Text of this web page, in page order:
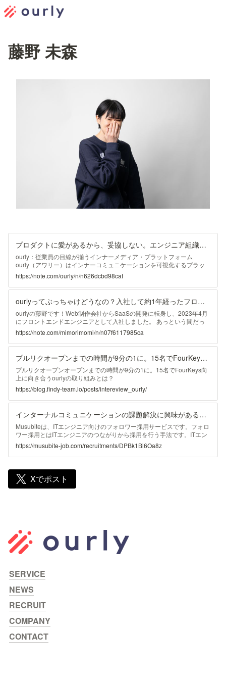
藤野 未森
プロダクトに愛があるから、妥協しない。エンジニア組織の文化とは？｜ourly（アワリー）
ourly：従業員の目線が揃うインナーメディア・プラットフォーム
ourly（アワリー）はインナーコミュニケーションを可視化するプラッ
トフォーム。全く新しい分析型のweb社内報CMSです。 service.ourly.jp
ourlyメンバーインタビュー第6弾。今回は、フロントエンドエンジニア
として2023年に入社した藤野。転職理由や、ourlyで働いて感じるやり
がい、カルチャーについて伺いしました！ 藤野 未森 Mimori Fujino
1996年東京生まれ。Webデザインの専門学校卒業後はWeb制作会社に
新卒入社。コーポレートサイトやLPの受託開発、自社のE
https://note.com/ourly/n/n626dcbd98caf
ourlyってぶっちゃけどうなの？入社して約1年経ったフロントエンドエンジニアが感じたこと｜藤野未森
ourlyの藤野です！Web制作会社からSaaSの開発に転身し、2023年4月
にフロントエンドエンジニアとして入社しました。 あっという間だっ
たような長かったような約1年が経った今、改めてourlyで何を考え感じ
たのかを3つ書いてみようと思います。 ourlyに興味を持ってくださった
方、この記事を見てくださった方に少しでも組織の雰囲気をお伝えでき
れば嬉しいです。 ourlyバトンリレー2024の記事です。 前回は新卒バッ
クエンドエンジニアのつっちーが「この人のもとで働きたい！」〜私が
新卒でSaaS系スタートアップを選んだ理由〜を書いてくれました。 次
回はバックエンドエンジニア
https://note.com/mimorimomi/n/n07f6117985ca
プルリクオープンまでの時間が9分の1に。15名でFourKeys向上に向き合うourlyの取り組みとは？
プルリクオープンオープンまでの時間が9分の1に。15名でFourKeys向
上に向き合うourlyの取り組みとは？
https://blog.findy-team.io/posts/intereview_ourly/
インターナルコミュニケーションの課題解決に興味があるエンジニアの方！カジュアルにお話ししましょう。 - 藤野未森のトークテーマ | Musubite
Musubiteは、ITエンジニア向けのフォロワー採用サービスです。フォロ
ワー採用とはITエンジニアのつながりから採用を行う手法です。ITエン
ジニアはSNS・技術ブログ・勉強会といったさまざまな機会から外部の
ITエンジニアとの接点を有しております。そのつながりからカジュアル
に話をして自社を紹介する仕組みを提供いたします。
https://musubite-job.com/recruitments/DPBk1Bi6Oa8z
Xでポスト
SERVICE
NEWS
RECRUIT
COMPANY
CONTACT